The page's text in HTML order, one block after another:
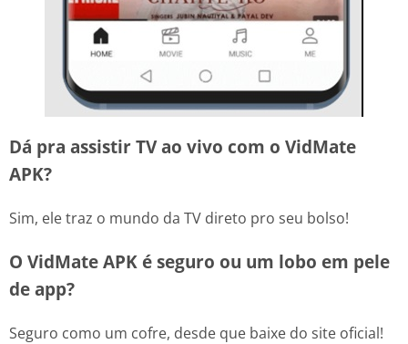
Dá pra assistir TV ao vivo com o VidMate
APK?
Sim, ele traz o mundo da TV direto pro seu bolso!
O VidMate APK é seguro ou um lobo em pele
de app?
Seguro como um cofre, desde que baixe do site oficial!